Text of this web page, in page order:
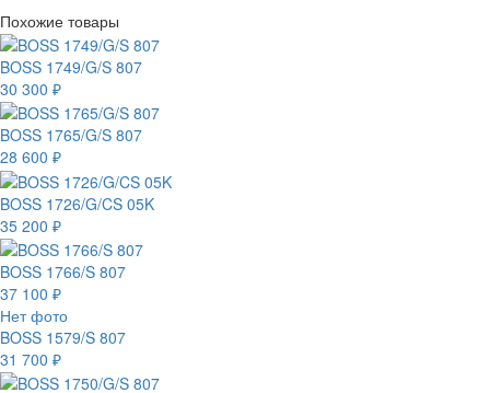
Похожие товары
BOSS 1749/G/S 807
30 300 ₽
BOSS 1765/G/S 807
28 600 ₽
BOSS 1726/G/CS 05K
35 200 ₽
BOSS 1766/S 807
37 100 ₽
Нет фото
BOSS 1579/S 807
31 700 ₽